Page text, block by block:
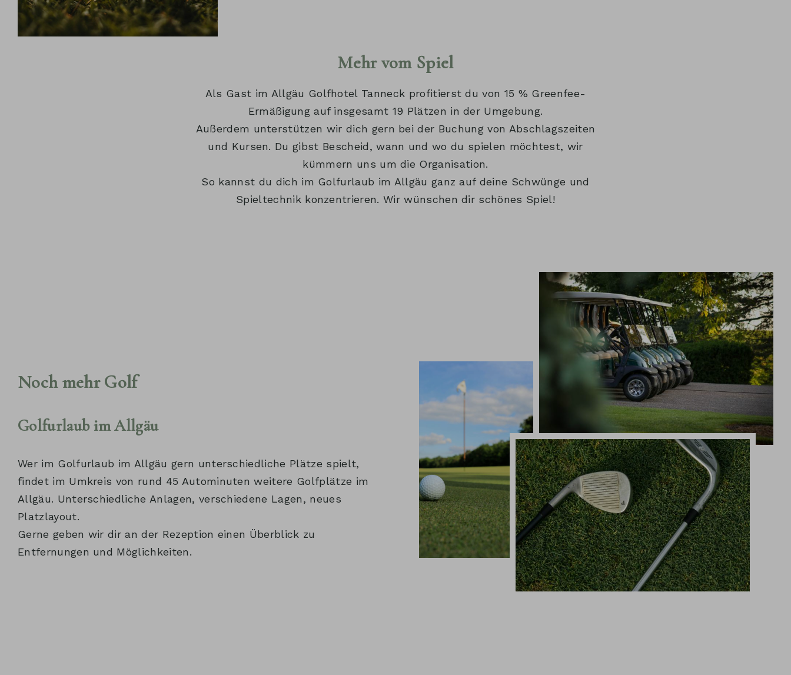
Mehr vom Spiel
Als Gast im Allgäu Golfhotel Tanneck profitierst du von 15 % Greenfee-
Ermäßigung auf insgesamt 19 Plätzen in der Umgebung.
Außerdem unterstützen wir dich gern bei der Buchung von Abschlagszeiten
und Kursen. Du gibst Bescheid, wann und wo du spielen möchtest, wir
kümmern uns um die Organisation.
So kannst du dich im Golfurlaub im Allgäu ganz auf deine Schwünge und
Spieltechnik konzentrieren. Wir wünschen dir schönes Spiel!
Noch mehr Golf
Golfurlaub im Allgäu
Wer im Golfurlaub im Allgäu gern unterschiedliche Plätze spielt,
findet im Umkreis von rund 45 Autominuten weitere Golfplätze im
Allgäu. Unterschiedliche Anlagen, verschiedene Lagen, neues
Platzlayout.
Gerne geben wir dir an der Rezeption einen Überblick zu
Entfernungen und Möglichkeiten.